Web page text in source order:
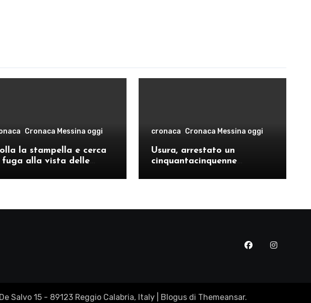
Cronaca Messina oggi
la stampella e cerca
fuga alla vista delle
cronaca Cronaca Messina oggi
Usura, arrestato un
cinquantacinquenne
Salvo 15 - 89123 Reggio Calabria, Italy Blogus di Themeansar.